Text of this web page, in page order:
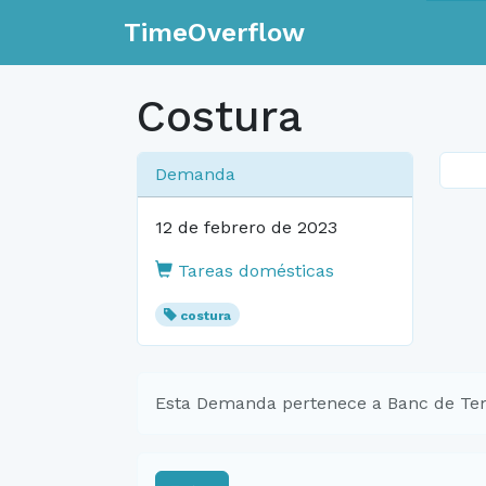
TimeOverflow
Costura
Demanda
12 de febrero de 2023
Tareas domésticas
costura
Esta Demanda pertenece a Banc de